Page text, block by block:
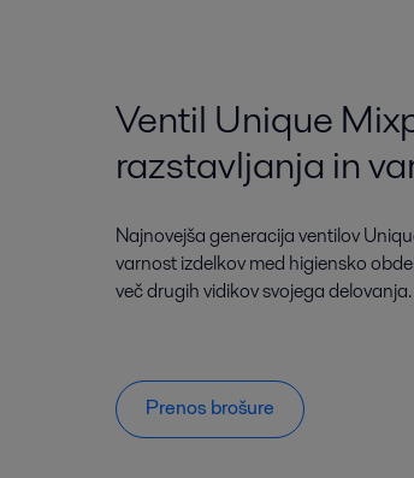
Ventil Unique
razstavljanja in
Najnovejša generacija ventilov
varnost izdelkov med higiensko
več drugih vidikov svojega delovanja.
Prenos brošure